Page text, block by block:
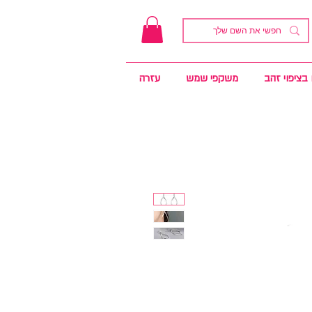
זהב משקפי שמש עזרה